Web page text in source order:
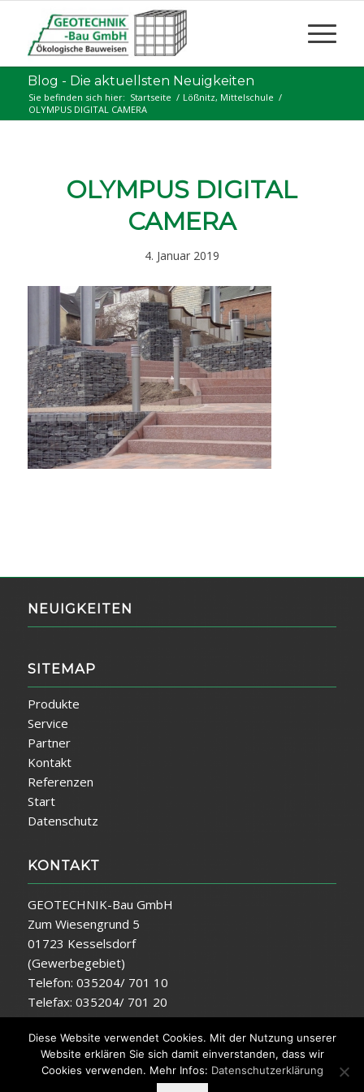
Blog - Die aktuellsten Neuigkeiten
Sie befinden sich hier: Startseite / Lößnitz, Mittelschule /
OLYMPUS DIGITAL CAMERA
OLYMPUS DIGITAL
CAMERA
4. Januar 2019
NEUIGKEITEN
SITEMAP
Produkte
Service
Partner
Kontakt
Referenzen
Start
Datenschutz
KONTAKT
GEOTECHNIK-Bau GmbH
Zum Wiesengrund 5
01723 Kesselsdorf
(Gewerbegebiet)
Telefon: 035204/ 701 10
Telefax: 035204/ 701 20
E-Mail:info@geotechnik-bau.de
Diese Website verwendet Cookies. Mit der Nutzung unserer
Website erklären Sie sich damit einverstanden, dass wir
Cookies verwenden. Mehr Infos: Datenschutzerklärung